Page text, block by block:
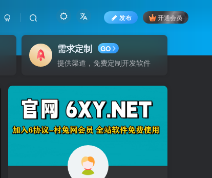
发布 开通会员
需求定制 GO
提供渠道，免费定制开发软件